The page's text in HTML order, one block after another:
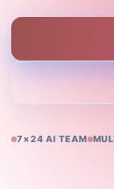
7×24 AI TEAM